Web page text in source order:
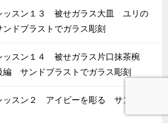
ッスン１３ 被せガラス大皿 ユリの
ドブラストでガラス彫刻
スン１４ 被せガラス片口抹茶椀
サンドブラストでガラス彫刻
スン２ アイビーを彫る サンドブ